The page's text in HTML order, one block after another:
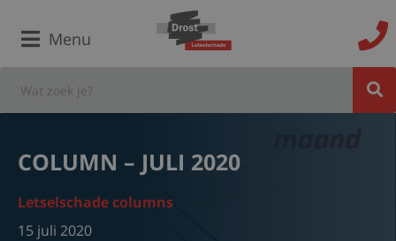
Menu
COLUMN – JULI 2020
Letselschade columns
15 juli 2020